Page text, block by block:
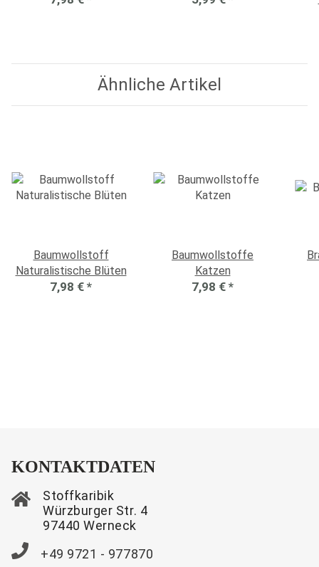
Ähnliche Artikel
Baumwollstoff
Naturalistische Blüten
7,98 € *
Baumwollstoffe
Katzen
7,98 € *
KONTAKTDATEN
Stoffkaribik
Würzburger Str. 4
97440 Werneck
+49 9721 - 977870